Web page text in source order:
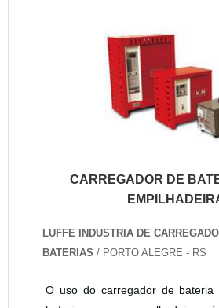
CARREGADOR DE
LUFFE INDUSTRIA DE
BATERIAS / PORTO ALEGRE - RS
O uso do carregador de bateria